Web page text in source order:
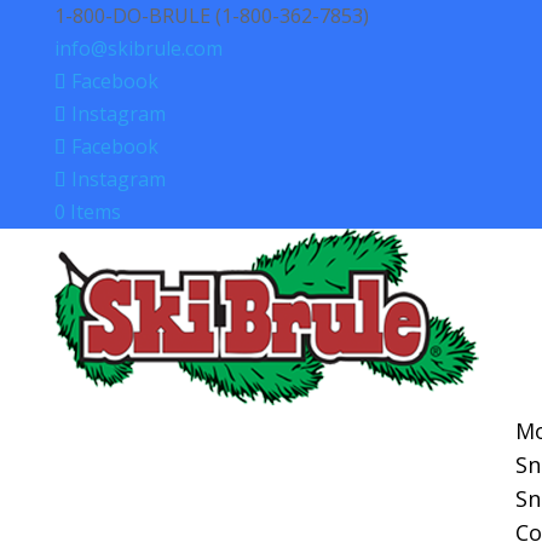
1-800-DO-BRULE (1-800-362-7853)
info@skibrule.com
Facebook
Instagram
Facebook
Instagram
0 Items